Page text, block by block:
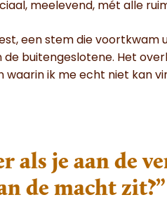
meelevend, mét alle
een stem die voortkwam
de buitengeslotene. Het
waarin ik me echt niet kan
als je aan de
de macht zit?”